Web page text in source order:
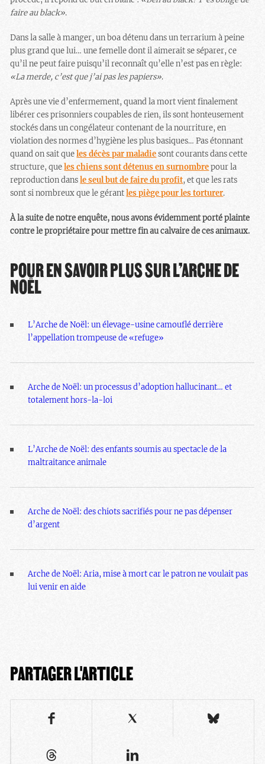
faire au black».
Dans la salle à manger, un boa détenu dans un terrarium à peine
plus grand que lui… une femelle dont il aimerait se séparer, ce
qu’il ne peut faire puisqu’il reconnaît qu’elle n’est pas en règle:
«La merde, c’est que j’ai pas les papiers».
Après une vie d’enfermement, quand la mort vient finalement
libérer ces prisonniers coupables de rien, ils sont honteusement
stockés dans un congélateur contenant de la nourriture, en
violation des normes d’hygiène les plus basiques… Pas étonnant
quand on sait queles décès par maladiesont courants dans cette
structure, queles chiens sont détenus en surnombrepour la
reproduction dansle seul but de faire du profit, et que les rats
sont si nombreux que le gérantles piège pour les torturer.
À la suite de notre enquête, nous avons évidemment porté plainte
contre le propriétaire pour mettre fin au calvaire de ces animaux.
POUR EN SAVOIR PLUS SUR L’ARCHE DE
NOËL
L’Arche de Noël: un élevage-usine camouflé derrière
l’appellation trompeuse de «refuge»
Arche de Noël: un processus d’adoption hallucinant… et
totalement hors-la-loi
L’Arche de Noël: des enfants soumis au spectacle de la
maltraitance animale
Arche de Noël: des chiots sacrifiés pour ne pas dépenser
d’argent
Arche de Noël: Aria, mise à mort car le patron ne voulait pas
lui venir en aide
PARTAGER L'ARTICLE